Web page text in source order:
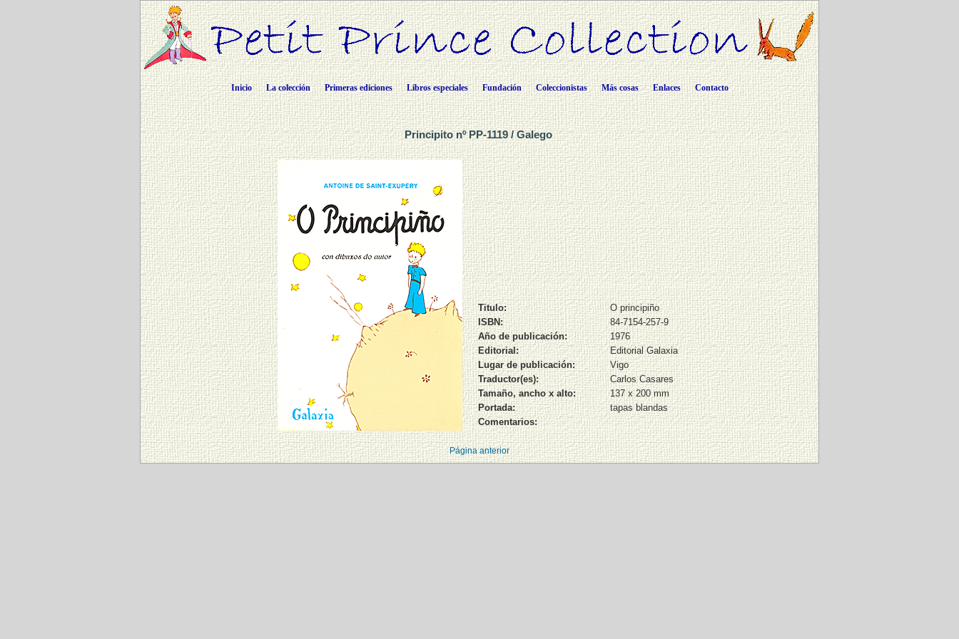
Inicio La colección Primeras ediciones Libros especiales Fundación Coleccionistas Más cosas Enlaces Contacto
Principito nº PP-1119 / Galego
Titulo:
O principiño
ISBN:
84-7154-257-9
Año de publicación:
1976
Editorial:
Editorial Galaxia
Lugar de publicación:
Vigo
Traductor(es):
Carlos Casares
Tamaño, ancho x alto:
137 x 200 mm
Portada:
tapas blandas
Comentarios:
Página anterior